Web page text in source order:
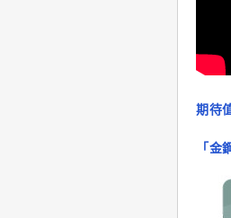
期待
「